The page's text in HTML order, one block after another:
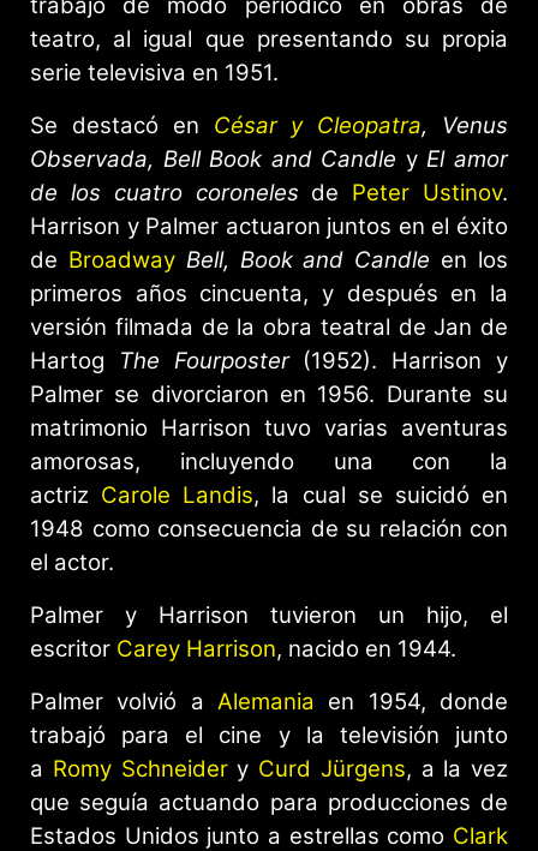
teatro, al igual que presentando su propia
serie televisiva en 1951.
Se destacó en César y Cleopatra, Venus
Observada, Bell Book and Candle yEl amor
de los cuatro coroneles de Peter Ustinov.
Harrison y Palmer actuaron juntos en el éxito
de Broadway Bell, Book and Candle en los
primeros años cincuenta, y después en la
versión filmada de la obra teatral de Jan de
Hartog The Fourposter(1952). Harrison y
Palmer se divorciaron en 1956. Durante su
matrimonio Harrison tuvo varias aventuras
amorosas, incluyendo una con la
actriz Carole Landis, la cual se suicidó en
1948 como consecuencia de su relación con
el actor.
Palmer y Harrison tuvieron un hijo, el
escritor Carey Harrison, nacido en 1944.
Palmer volvió a Alemania en 1954, donde
trabajó para el cine y la televisión junto
a Romy Schneidery Curd Jürgens, a la vez
que seguía actuando para producciones de
Estados Unidos junto a estrellas como Clark